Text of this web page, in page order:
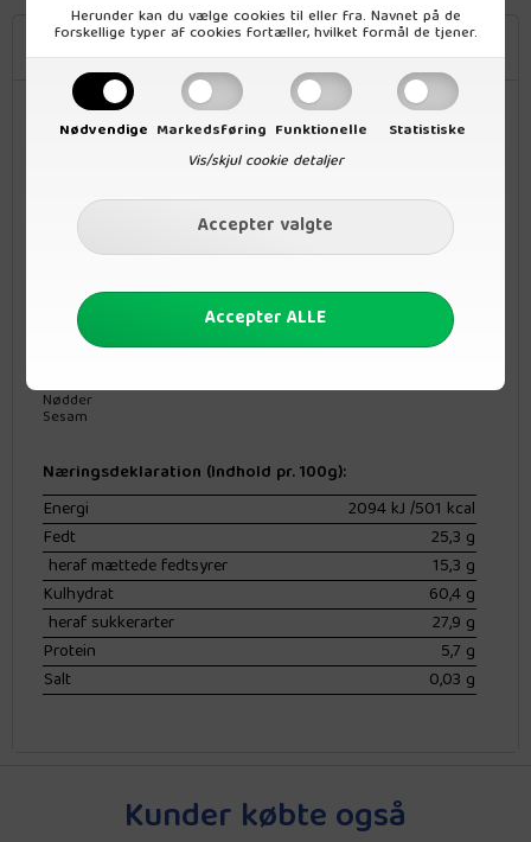
Herunder kan du vælge cookies til eller fra. Navnet på de
forskellige typer af cookies fortæller, hvilket formål de tjener.
Nødvendige Markedsføring Funktionelle
Statistiske
Vis/skjul cookie detaljer
Beskrivelse
Riskager fra Bonvita er sprød, frisk og dækket med et tykt lag
mørk chokolade. Økologisk, vegansk og glutenfri.
Ingredienser:
Mørk chokolade* 60% (rørsukker *, kakaomasse *, kakaosmør *)
Fuldkornsris*, 40%
Kan indeholde spor af:
Mælk
Nødder
Sesam
Næringsdeklaration (Indhold pr. 100g):
Energi
2094 kJ /501 kcal
Fedt
25,3 g
heraf mættede fedtsyrer
15,3 g
Kulhydrat
60,4 g
heraf sukkerarter
27,9 g
Protein
5,7 g
Salt
0,03 g
Kunder købte også